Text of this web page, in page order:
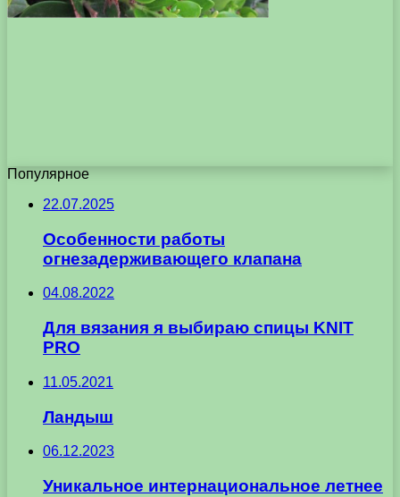
Популярное
22.07.2025
Особенности работы
огнезадерживающего клапана
04.08.2022
Для вязания я выбираю спицы KNIT
PRO
11.05.2021
Ландыш
06.12.2023
Уникальное интернациональное летнее